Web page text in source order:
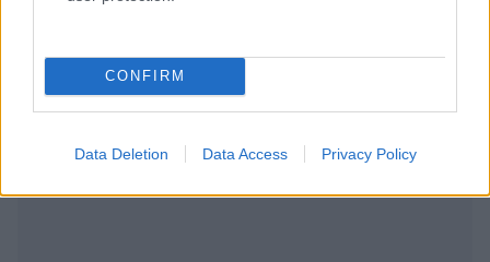
CONFIRM
Data Deletion Data Access Privacy Policy
στο my gazzetta!